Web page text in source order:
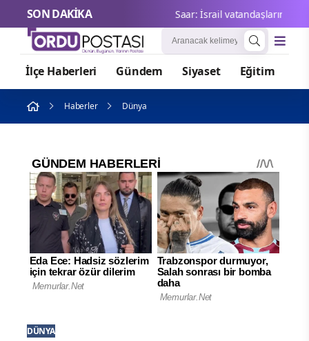
SON DAKİKA Saar: İsrail vatandaşlarını her
İlçe Haberleri Gündem Siyaset Eğitim
Haberler Dünya
DÜNYA